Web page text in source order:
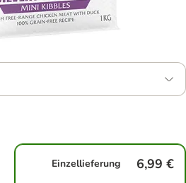
Einzellieferung 6,99 €